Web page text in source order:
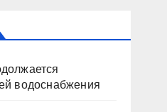
водоснабжения